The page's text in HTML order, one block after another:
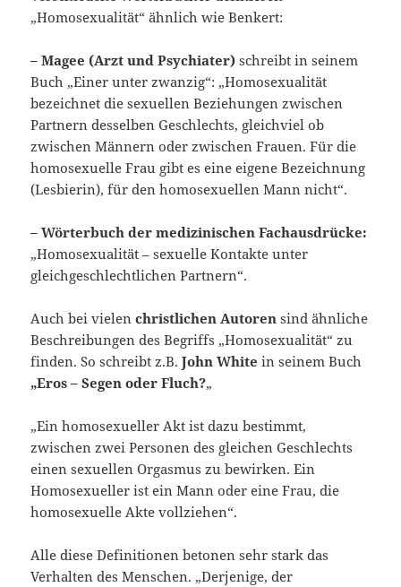
„Homosexualität“ ähnlich wie Benkert:
– Magee (Arzt und Psychiater)schreibt in seinem
Buch „Einer unter zwanzig“: „Homosexualität
bezeichnet die sexuellen Beziehungen zwischen
Partnern desselben Geschlechts, gleichviel ob
zwischen Männern oder zwischen Frauen. Für die
homosexuelle Frau gibt es eine eigene Bezeichnung
(Lesbierin), für den homosexuellen Mann nicht“.
– Wörterbuch der medizinischen Fachausdrücke:
„Homosexualität – sexuelle Kontakte unter
gleichgeschlechtlichen Partnern“.
Auch bei vielenchristlichen Autoren sind ähnliche
Beschreibungen des Begriffs „Homosexualität“ zu
finden. So schreibt z.B.John White in seinem Buch
„Eros – Segen oder Fluch?„
„Ein homosexueller Akt ist dazu bestimmt,
zwischen zwei Personen des gleichen Geschlechts
einen sexuellen Orgasmus zu bewirken. Ein
Homosexueller ist ein Mann oder eine Frau, die
homosexuelle Akte vollziehen“.
Alle diese Definitionen betonen sehr stark das
Verhalten des Menschen. „Derjenige, der